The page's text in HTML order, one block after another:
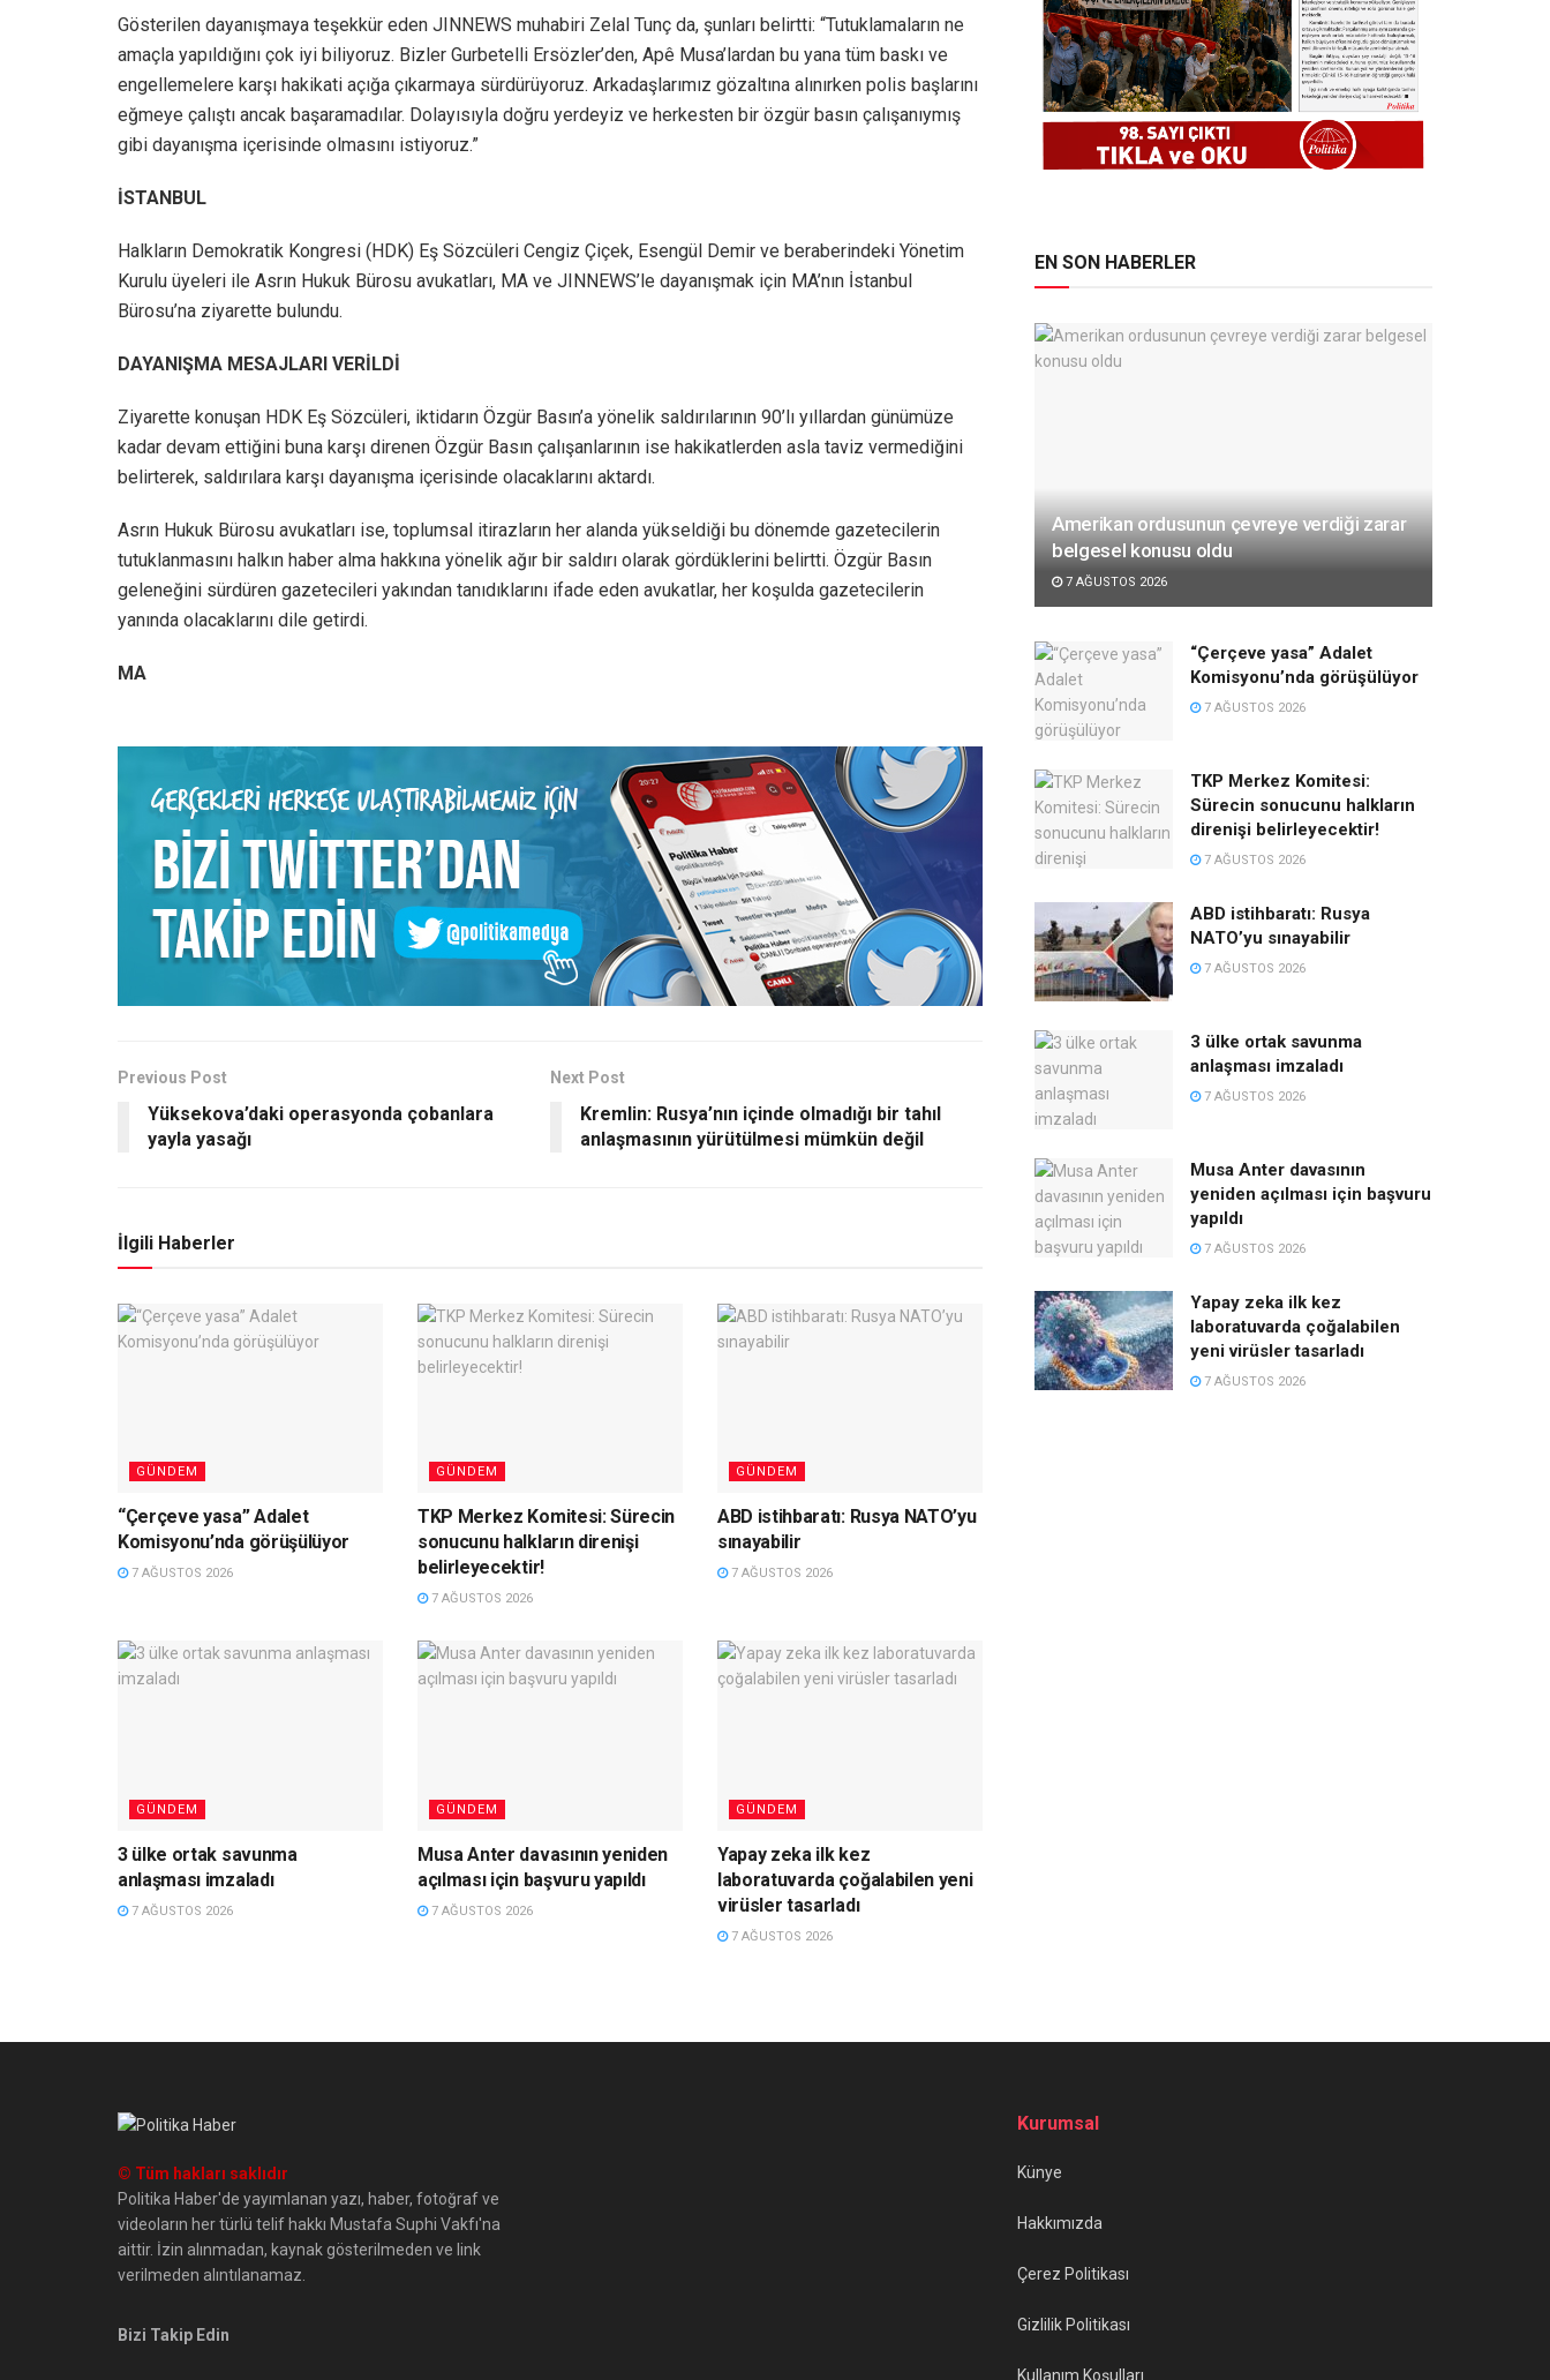
Gösterilen dayanışmaya teşekkür eden JINNEWS muhabiri Zelal Tunç da, şunları belirtti: “Tutuklamaların ne
amaçla yapıldığını çok iyi biliyoruz. Bizler Gurbetelli Ersözler’den, Apê Musa’lardan bu yana tüm baskı ve
engellemelere karşı hakikati açığa çıkarmaya sürdürüyoruz. Arkadaşlarımız gözaltına alınırken polis başlarını
eğmeye çalıştı ancak başaramadılar. Dolayısıyla doğru yerdeyiz ve herkesten bir özgür basın çalışanıymış
gibi dayanışma içerisinde olmasını istiyoruz.”
İSTANBUL
Halkların Demokratik Kongresi (HDK) Eş Sözcüleri Cengiz Çiçek, Esengül Demir ve beraberindeki Yönetim
Kurulu üyeleri ile Asrın Hukuk Bürosu avukatları, MA ve JINNEWS’le dayanışmak için MA’nın İstanbul
Bürosu’na ziyarette bulundu.
DAYANIŞMA MESAJLARI VERİLDİ
Ziyarette konuşan HDK Eş Sözcüleri, iktidarın Özgür Basın’a yönelik saldırılarının 90’lı yıllardan günümüze
kadar devam ettiğini buna karşı direnen Özgür Basın çalışanlarının ise hakikatlerden asla taviz vermediğini
belirterek, saldırılara karşı dayanışma içerisinde olacaklarını aktardı.
Asrın Hukuk Bürosu avukatları ise, toplumsal itirazların her alanda yükseldiği bu dönemde gazetecilerin
tutuklanmasını halkın haber alma hakkına yönelik ağır bir saldırı olarak gördüklerini belirtti. Özgür Basın
geleneğini sürdüren gazetecileri yakından tanıdıklarını ifade eden avukatlar, her koşulda gazetecilerin
yanında olacaklarını dile getirdi.
MA
Previous Post
Yüksekova’daki operasyonda çobanlara
yayla yasağı
Next Post
Kremlin: Rusya’nın içinde olmadığı bir tahıl
anlaşmasının yürütülmesi mümkün değil
İlgili Haberler
GÜNDEM
“Çerçeve yasa” Adalet
Komisyonu’nda görüşülüyor
7 AĞUSTOS 2026
GÜNDEM
TKP Merkez Komitesi: Sürecin
sonucunu halkların direnişi
belirleyecektir!
7 AĞUSTOS 2026
GÜNDEM
ABD istihbaratı: Rusya NATO’yu
sınayabilir
7 AĞUSTOS 2026
GÜNDEM
3 ülke ortak savunma
anlaşması imzaladı
7 AĞUSTOS 2026
GÜNDEM
Musa Anter davasının yeniden
açılması için başvuru yapıldı
7 AĞUSTOS 2026
GÜNDEM
Yapay zeka ilk kez
laboratuvarda çoğalabilen yeni
virüsler tasarladı
7 AĞUSTOS 2026
EN SON HABERLER
Amerikan ordusunun çevreye verdiği zarar
belgesel konusu oldu
7 AĞUSTOS 2026
“Çerçeve yasa” Adalet
Komisyonu’nda görüşülüyor
7 AĞUSTOS 2026
TKP Merkez Komitesi:
Sürecin sonucunu halkların
direnişi belirleyecektir!
7 AĞUSTOS 2026
ABD istihbaratı: Rusya
NATO’yu sınayabilir
7 AĞUSTOS 2026
3 ülke ortak savunma
anlaşması imzaladı
7 AĞUSTOS 2026
Musa Anter davasının
yeniden açılması için başvuru
yapıldı
7 AĞUSTOS 2026
Yapay zeka ilk kez
laboratuvarda çoğalabilen
yeni virüsler tasarladı
7 AĞUSTOS 2026
© Tüm hakları saklıdır
Politika Haber'de yayımlanan yazı, haber, fotoğraf ve
videoların her türlü telif hakkı Mustafa Suphi Vakfı'na
aittir. İzin alınmadan, kaynak gösterilmeden ve link
verilmeden alıntılanamaz.
Bizi Takip Edin
Kurumsal
Künye
Hakkımızda
Çerez Politikası
Gizlilik Politikası
Kullanım Koşulları